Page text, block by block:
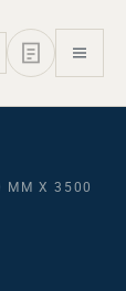
MM X 3500